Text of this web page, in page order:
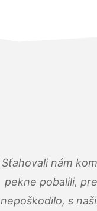
Sťahovali nám
pekne pobalili,
nepoškodilo, s